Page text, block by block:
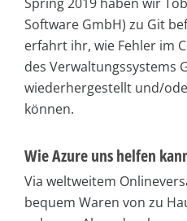
Software GmbH) zu Git
erfahrt ihr, wie Fehler im
des Verwaltungssystems
wiederhergestellt und/
können.
Wie Azure uns helfen
Via weltweitem
bequem Waren von zu